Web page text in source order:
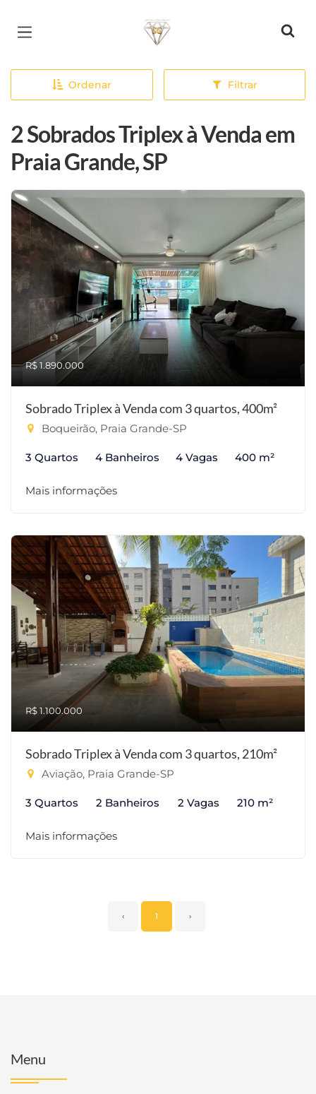
Página inicial
Ordenar Filtrar
2 Sobrados Triplex à Venda em
Praia Grande, SP
R$ 1.890.000
Sobrado Triplex à Venda com 3 quartos, 400m²
Boqueirão, Praia Grande-SP
3 Quartos 4 Banheiros 4 Vagas 400 m²
Mais informações
R$ 1.100.000
Sobrado Triplex à Venda com 3 quartos, 210m²
Aviação, Praia Grande-SP
3 Quartos 2 Banheiros 2 Vagas 210 m²
Mais informações
‹ 1 ›
Menu